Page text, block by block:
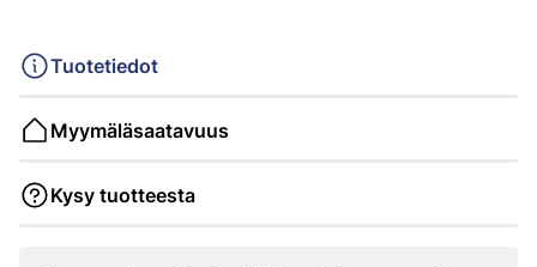
Tuotetiedot
Myymäläsaatavuus
Kysy tuotteesta